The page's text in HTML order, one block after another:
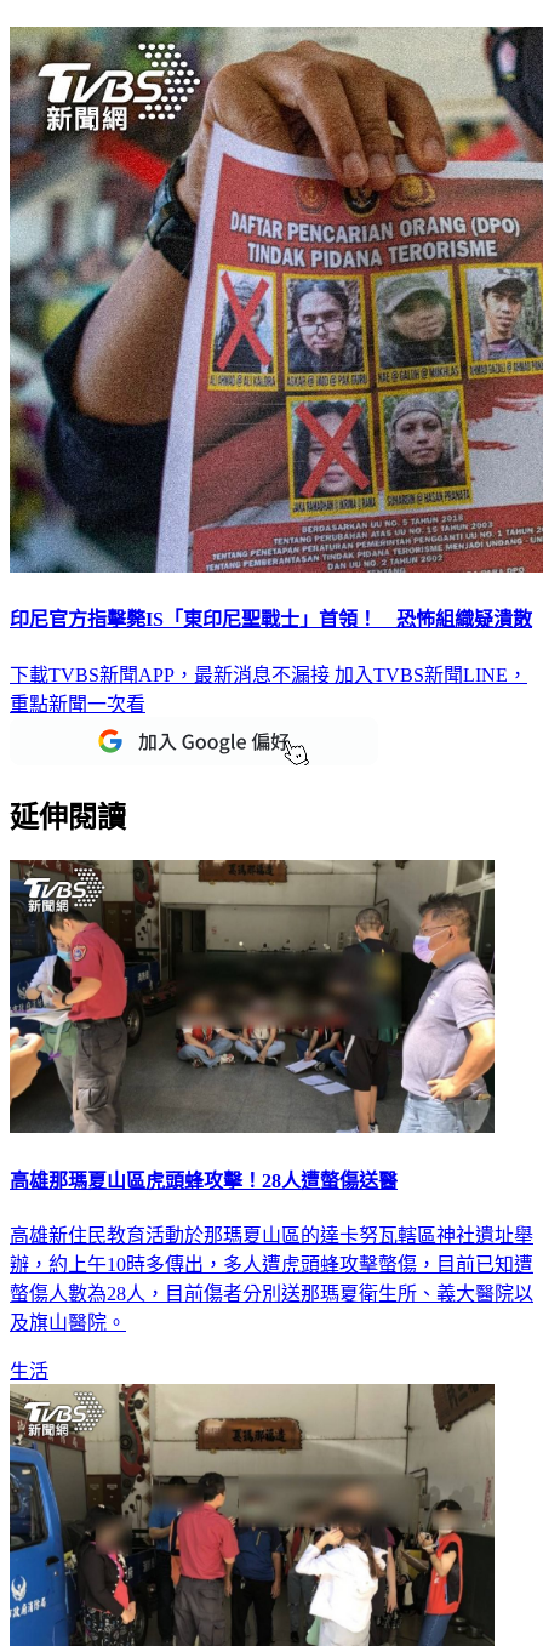
印尼官方指擊斃IS「東印尼聖戰士」首領！ 恐怖組織疑潰散
下載TVBS新聞APP，最新消息不漏接 加入TVBS新聞LINE，
重點新聞一次看
延伸閱讀
高雄那瑪夏山區虎頭蜂攻擊！28人遭螫傷送醫
高雄新住民教育活動於那瑪夏山區的達卡努瓦轄區神社遺址舉
辦，約上午10時多傳出，多人遭虎頭蜂攻擊螫傷，目前已知遭
螫傷人數為28人，目前傷者分別送那瑪夏衛生所、義大醫院以
及旗山醫院。
生活